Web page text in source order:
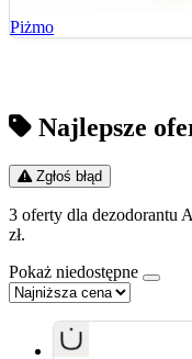
Piżmo
Najlepsze
Zgłoś błąd
3 oferty dla dezodorantu
zł.
Pokaż niedostępne